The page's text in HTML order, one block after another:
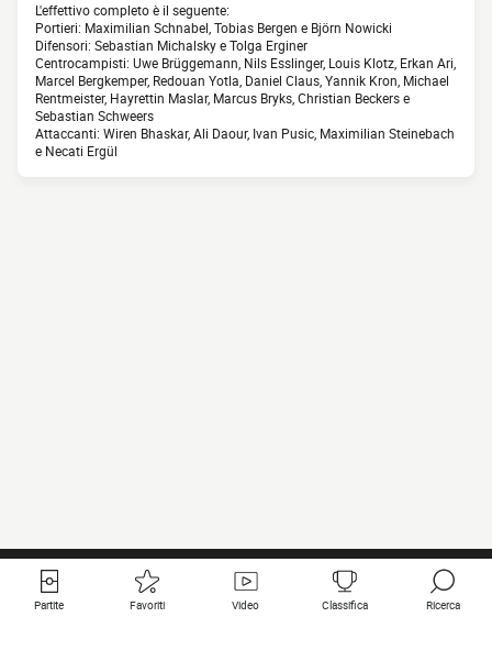
L'effettivo completo è il seguente:
Portieri: Maximilian Schnabel, Tobias Bergen e Björn Nowicki
Difensori: Sebastian Michalsky e Tolga Erginer
Centrocampisti: Uwe Brüggemann, Nils Esslinger, Louis Klotz, Erkan Ari,
Marcel Bergkemper, Redouan Yotla, Daniel Claus, Yannik Kron, Michael
Rentmeister, Hayrettin Maslar, Marcus Bryks, Christian Beckers e
Sebastian Schweers
Attaccanti: Wiren Bhaskar, Ali Daour, Ivan Pusic, Maximilian Steinebach
e Necati Ergül
Partite Favoriti Video Classifica Ricerca